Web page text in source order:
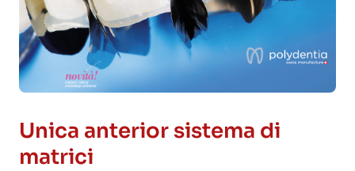
Unica anterior sistema di
matrici